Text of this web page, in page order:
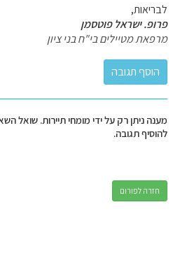
לבריאות,
פרופ. ישראל פוטסמן
מרפאת מטיילים בי"ח בני ציון
מענה ניתן רק על ידי מומחי תיירות. שואל
להוסיף תגובה.
חזרה לפורום